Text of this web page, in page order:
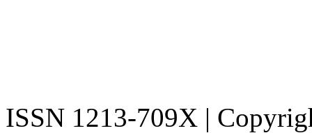
ISSN 1213-709X |